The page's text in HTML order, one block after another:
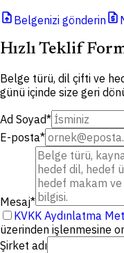
upload_file Belgenizi gönderinrequest_quote
Hızlı Teklif
Belge türü, dil çifti ve
günü içinde size geri
Ad Soyad*
E-posta*
Mesaj*
KVKK Aydınlatma
üzerinden işlenmesine
Şirket adı